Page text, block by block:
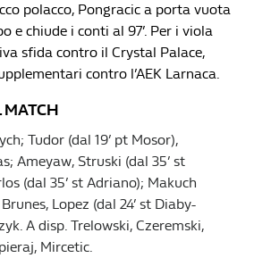
polacco, Pongracic a porta vuota
e chiude i conti al 97’. Per i viola
sfida contro il Crystal Palace,
contro l’AEK Larnaca.
MATCH
Tudor (dal 19’ pt Mosor),
Ameyaw, Struski (dal 35’ st
(dal 35’ st Adriano); Makuch
Lopez (dal 24’ st Diaby-
A disp. Trelowski, Czeremski,
Mircetic.